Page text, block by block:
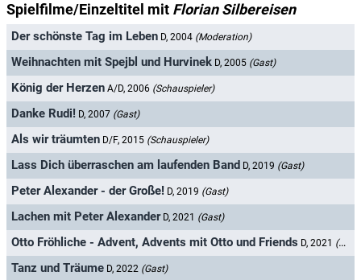
Spielfilme/Einzeltitel mit Florian Silbereisen
Der schönste Tag im Leben D, 2004 (Moderation)
Weihnachten mit Spejbl und Hurvinek D, 2005 (Gast)
König der Herzen A/D, 2006 (Schauspieler)
Danke Rudi! D, 2007 (Gast)
Als wir träumten D/F, 2015 (Schauspieler)
Lass Dich überraschen am laufenden Band D, 2019 (Gast)
Peter Alexander - der Große! D, 2019 (Gast)
Lachen mit Peter Alexander D, 2021 (Gast)
Otto Fröhliche - Advent, Advents mit Otto und Friends D, 2021 (Gast)
Tanz und Träume D, 2022 (Gast)